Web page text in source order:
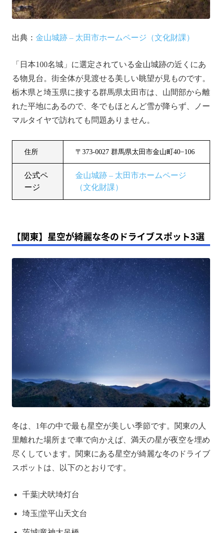
出典： 金山城跡 – 太田市ホームページ（文化財課）
「日本100名城」に選定されている金山城跡の近くにあ
る物見台。街全体が見渡せる美しい眺望が見ものです。
栃木県と埼玉県に接する群馬県太田市は、山間部から離
れた平地にあるので、冬でもほとんど雪が降らず、ノー
マルタイヤで訪れても問題ありません。
住所 〒373-0027 群馬県太田市金山町40−106
公式ペ
ージ
金山城跡 – 太田市ホームページ
（文化財課）
【関東】星空が綺麗な冬のドライブスポット3選
冬は、1年の中で最も星空が美しい季節です。関東の人
里離れた場所まで車で向かえば、満天の星が夜空を埋め
尽くしています。関東にある星空が綺麗な冬のドライブ
スポットは、以下のとおりです。
千葉|犬吠埼灯台
埼玉|堂平山天文台